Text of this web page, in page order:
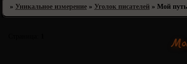
» Уникальное измерение » Уголок писателей » Мой путь